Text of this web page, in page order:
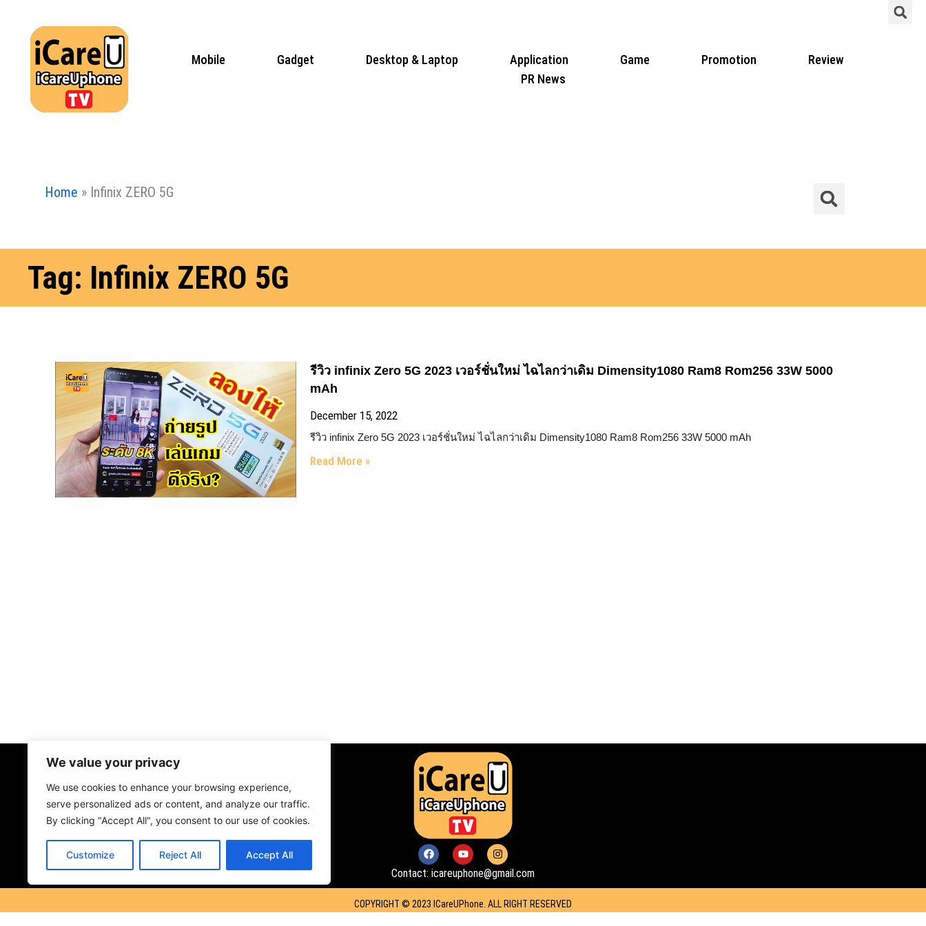
We value your privacy
We use cookies to enhance your browsing experience,
serve personalized ads or content, and analyze our traffic.
By clicking "Accept All", you consent to our use of cookies.
Customize Reject All Accept All
content
Mobile Gadget Desktop & Laptop Application Game Promotion
Review
PR News
Home » Infinix ZERO 5G
Tag: Infinix ZERO 5G
รีวิว infinix Zero 5G 2023 เวอร์ชั่นใหม่ ไฉไลกว่าเดิม Dimensity1080 Ram8 Rom256 33W 5000
mAh
December 15, 2022
รีวิว infinix Zero 5G 2023 เวอร์ชั่นใหม่ ไฉไลกว่าเดิม Dimensity1080 Ram8 Rom256 33W 5000 mAh
Read More »
F
a
c
e
b
o
Y
o
u
t
u
e
I
n
s
t
a
r
Contact: icareuphone@gmail.com
COPYRIGHT © 2023 ICareUPhone. ALL RIGHT RESERVED